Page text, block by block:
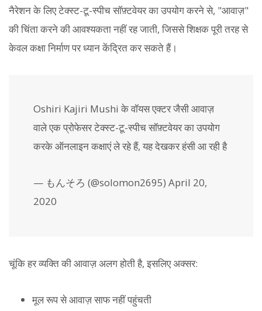
नैरेशन के लिए टेक्स्ट-टू-स्पीच सॉफ़्टवेयर का उपयोग करने से, "आवाज़"
की चिंता करने की आवश्यकता नहीं रह जाती, जिससे शिक्षक पूरी तरह से
केवल कक्षा निर्माण पर ध्यान केंद्रित कर सकते हैं।
Oshiri Kajiri Mushi के वॉयस एक्टर जैसी आवाज़
वाले एक प्रोफेसर टेक्स्ट-टू-स्पीच सॉफ़्टवेयर का उपयोग
करके ऑनलाइन कक्षाएं ले रहे हैं, यह देखकर हंसी आ रही है
— もんそろ (@solomon2695) April 20,
2020
चूंकि हर व्यक्ति की आवाज़ अलग होती है, इसलिए अक्सर:
मूल रूप से आवाज़ साफ नहीं पहुंचती